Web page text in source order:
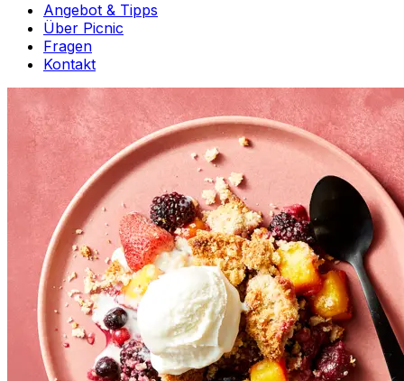
Angebot & Tipps
Über Picnic
Fragen
Kontakt